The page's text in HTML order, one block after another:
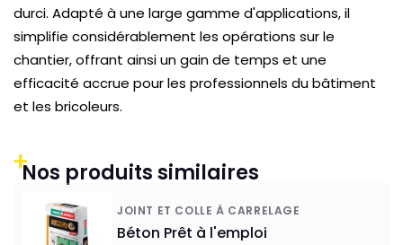
durci. Adapté à une large gamme d'applications, il
simplifie considérablement les opérations sur le
chantier, offrant ainsi un gain de temps et une
efficacité accrue pour les professionnels du bâtiment
et les bricoleurs.
+Nos produits similaires
JOINT ET COLLE À CARRELAGE
Béton Prêt à l'emploi